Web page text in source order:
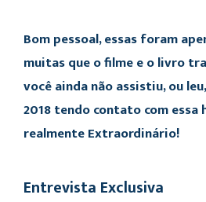
Bom pessoal, essas foram
muitas que o filme e o livro
você ainda não assistiu, ou
2018 tendo contato com
realmente Extraordinário!
Entrevista Exclusiva